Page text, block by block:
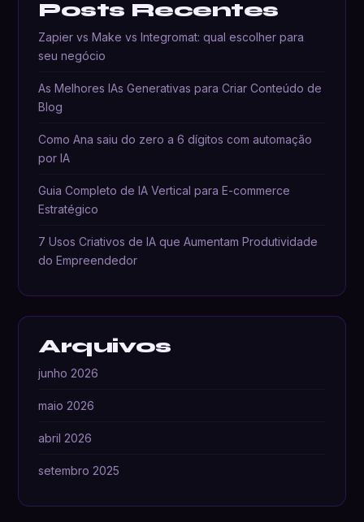
Posts Recentes
Zapier vs Make vs Integromat: qual escolher para
seu negócio
As Melhores IAs Generativas para Criar Conteúdo de
Blog
Como Ana saiu do zero a 6 dígitos com automação
por IA
Guia Completo de IA Vertical para E-commerce
Estratégico
7 Usos Criativos de IA que Aumentam Produtividade
do Empreendedor
Arquivos
junho 2026
maio 2026
abril 2026
setembro 2025